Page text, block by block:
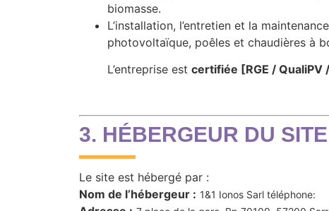
biomasse.
L’installation, l’entretien et la
photovoltaïque, poêles et chaudières à
L’entreprise est certifiée [RGE / QualiPV
3. HÉBERGEUR DU SITE
Le site est hébergé par :
Nom de l’hébergeur : 1&1 Ionos Sarl téléphone: